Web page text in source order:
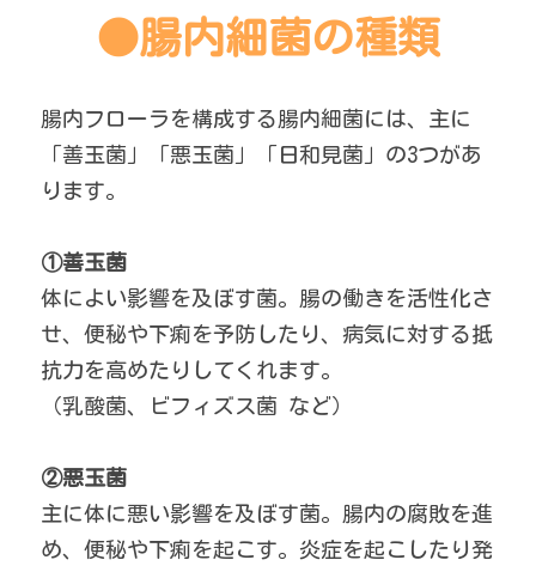
●腸内細菌の種類
腸内フローラを構成する腸内細菌には、主に
「善玉菌」「悪玉菌」「日和見菌」の3つがあ
ります。
①善玉菌
体によい影響を及ぼす菌。腸の働きを活性化さ
せ、便秘や下痢を予防したり、病気に対する抵
抗力を高めたりしてくれます。
（乳酸菌、ビフィズス菌 など）
②悪玉菌
主に体に悪い影響を及ぼす菌。腸内の腐敗を進
め、便秘や下痢を起こす。炎症を起こしたり発